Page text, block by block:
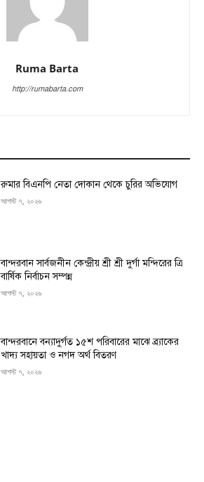
Ruma Barta
http://rumabarta.com
রুমার বিএনপি নেতা দোকান থেকে চুরির অভিযোগ
আগস্ট ৭, ২০২৬
বান্দরবান সার্বজনীন কেন্দ্রীয় শ্রী শ্রী দুর্গা মন্দিরের ত্রি
বার্ষিক নির্বাচন সম্পন্ন
আগস্ট ৭, ২০২৬
বান্দরবানে বন্যাদুর্গত ১৫শ পরিবারের মাঝে ব্র্যাকের
খাদ্য সহায়তা ও নগদ অর্থ বিতরণ
আগস্ট ৭, ২০২৬